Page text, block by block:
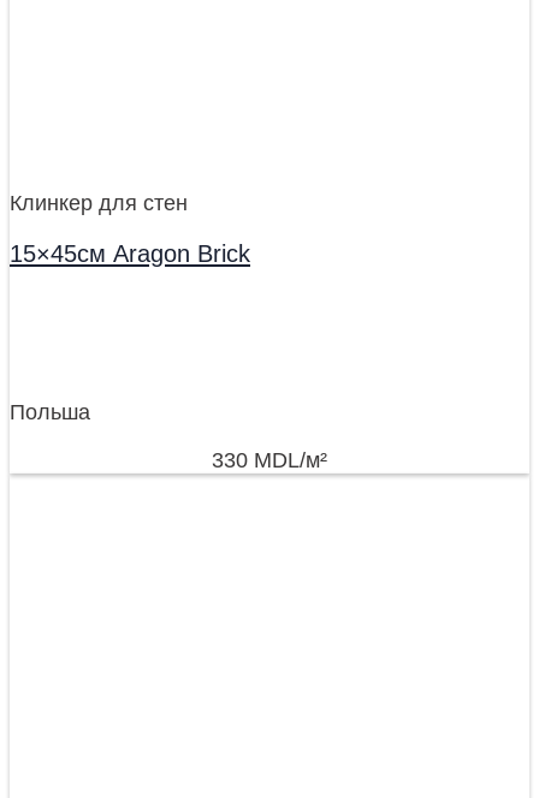
Клинкер для стен
15×45см Aragon Brick
Польша
330 MDL/м²